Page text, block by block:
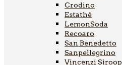
Crodino
Estathé
LemonSoda
Recoaro
San Benedetto
Sanpellegrino
Vincenzi Siroop